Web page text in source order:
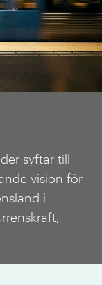
syftar till
vision för
i